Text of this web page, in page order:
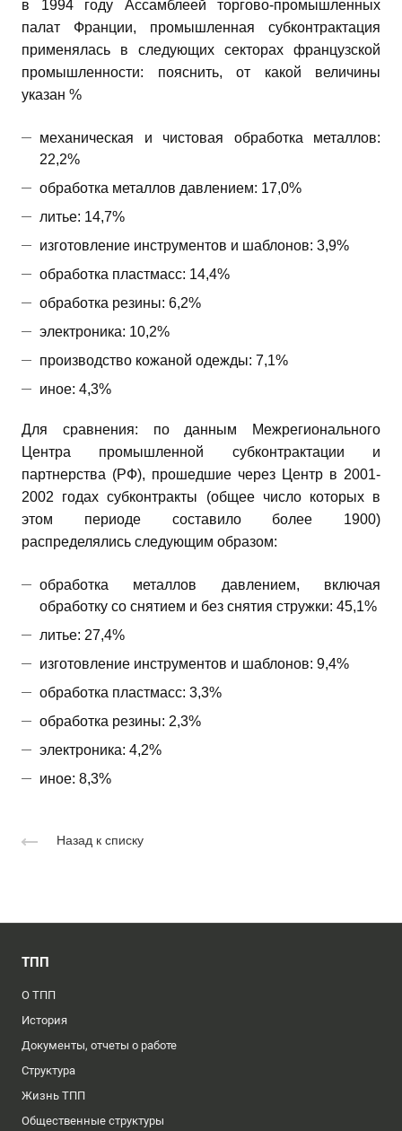
в 1994 году Ассамблеей торгово-промышленных
палат Франции, промышленная субконтрактация
применялась в следующих секторах французской
промышленности: пояснить, от какой величины
указан %
механическая и чистовая обработка металлов:
22,2%
обработка металлов давлением: 17,0%
литье: 14,7%
изготовление инструментов и шаблонов: 3,9%
обработка пластмасс: 14,4%
обработка резины: 6,2%
электроника: 10,2%
производство кожаной одежды: 7,1%
иное: 4,3%
Для сравнения: по данным Межрегионального
Центра промышленной субконтрактации и
партнерства (РФ), прошедшие через Центр в 2001-
2002 годах субконтракты (общее число которых в
этом периоде составило более 1900)
распределялись следующим образом:
обработка металлов давлением, включая
обработку со снятием и без снятия стружки: 45,1%
литье: 27,4%
изготовление инструментов и шаблонов: 9,4%
обработка пластмасс: 3,3%
обработка резины: 2,3%
электроника: 4,2%
иное: 8,3%
Назад к списку
ТПП
О ТПП
История
Документы, отчеты о работе
Структура
Жизнь ТПП
Общественные структуры